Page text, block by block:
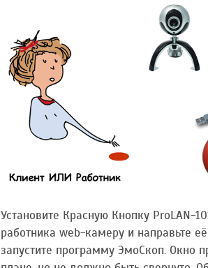
Установите Красную Кнопку ProLAN-
работника web-камеру и направьте
запустите программу ЭмоСкоп. Окно